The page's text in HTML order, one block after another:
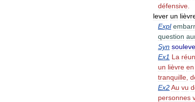
défensive
lever un
Expl
question
Syn
Ex1 La
un lièvre en
tranquille
Ex2Au vu
personnes